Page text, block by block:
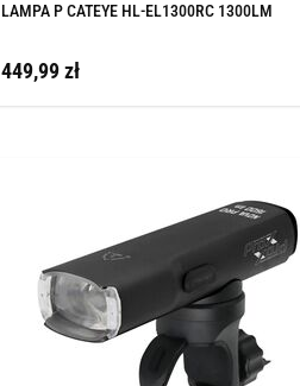
LAMPA P CATEYE HL-EL1300RC 1300LM
449,99 zł